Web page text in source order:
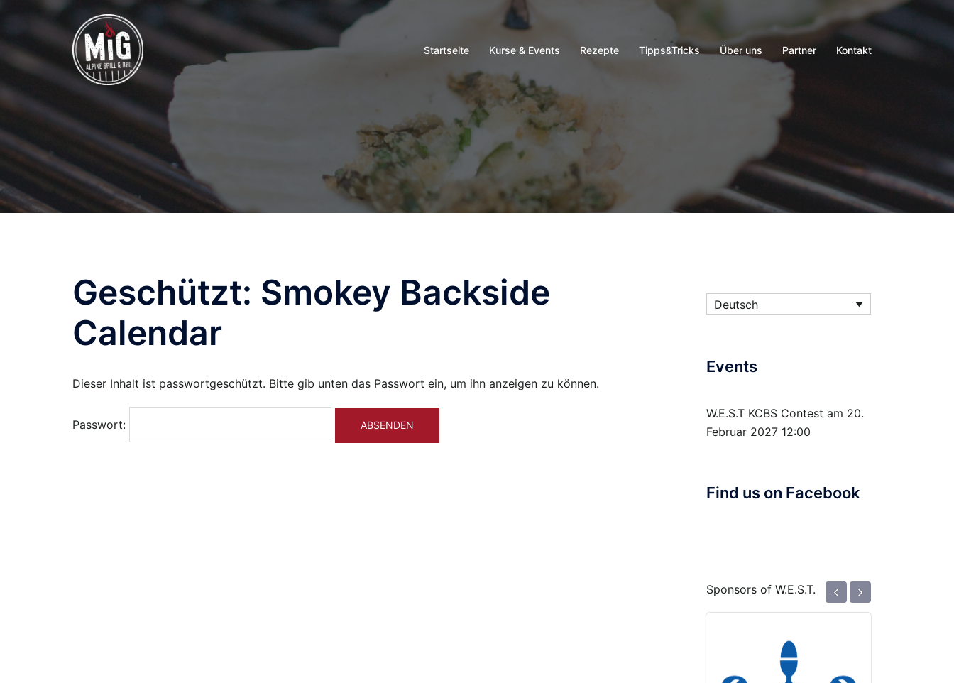
springen
Startseite Kurse & Events Rezepte Tipps&Tricks Über uns Partner Kontakt
Geschützt: Smokey Backside
Calendar
Dieser Inhalt ist passwortgeschützt. Bitte gib unten das Passwort ein, um ihn anzeigen zu können.
Passwort:
Deutsch
Events
W.E.S.T KCBS Contest am 20.
Februar 2027 12:00
Find us on Facebook
Sponsors of W.E.S.T. ‹ ›